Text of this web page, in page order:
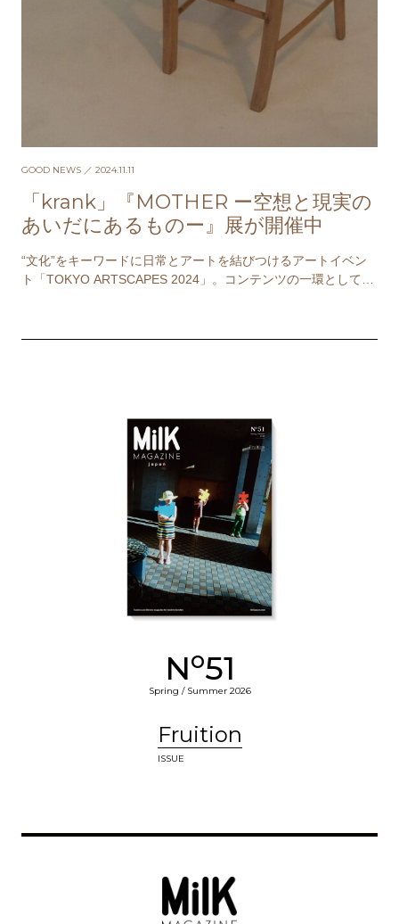
GOOD NEWS ／ 2024.11.11
「krank」『MOTHER ー空想と現実の
あいだにあるものー』展が開催中
“文化”をキーワードに日常とアートを結びつけるアートイベン
ト「TOKYO ARTSCAPES 2024」。コンテンツの一環として、
No51
Spring / Summer 2026
Fruition
ISSUE